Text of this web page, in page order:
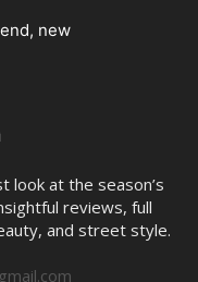
look at the season’s
reviews, full
and street style.